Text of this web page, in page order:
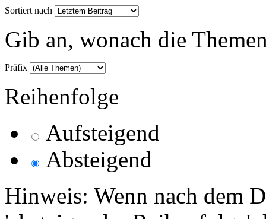
Sortiert nach
Gib an, wonach die
Präfix
Reihenfolge
Aufsteigend
Absteigend
Hinweis: Wenn nach dem